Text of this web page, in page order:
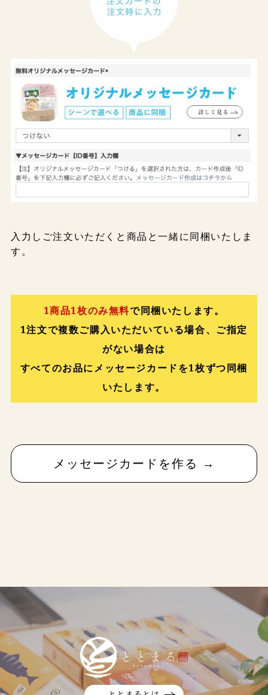
入力しご注文いただくと商品と一緒に同梱いたしま
す。
1商品1枚のみ無料で同梱いたします。
1注文で複数ご購入いただいている場合、ご指定
がない場合は
すべてのお品にメッセージカードを1枚ずつ同梱
いたします。
メッセージカードを作る →